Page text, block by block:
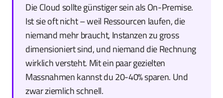
Die Cloud sollte günstiger sein als On-Premise.
Ist sie oft nicht – weil Ressourcen laufen, die
niemand mehr braucht, Instanzen zu gross
dimensioniert sind, und niemand die Rechnung
wirklich versteht. Mit ein paar gezielten
Massnahmen kannst du 20-40% sparen. Und
zwar ziemlich schnell.